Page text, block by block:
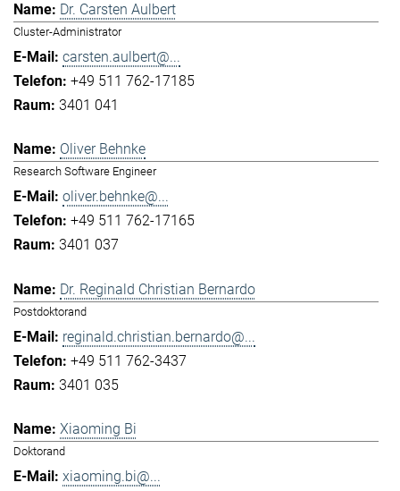
Dr. Carsten Aulbert
Cluster-Administrator
carsten.aulbert@...
+49 511 762-17185
3401 041
Oliver Behnke
Research Software Engineer
oliver.behnke@...
+49 511 762-17165
3401 037
Dr. Reginald Christian Bernardo
Postdoktorand
reginald.christian.bernardo@...
+49 511 762-3437
3401 035
Xiaoming Bi
Doktorand
xiaoming.bi@...